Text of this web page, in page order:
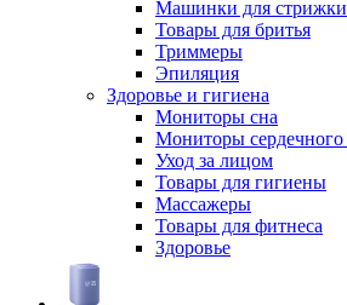
Машинки для стрижки
Товары для бритья
Триммеры
Эпиляция
Здоровье и гигиена
Мониторы сна
Мониторы сердечного
Уход за лицом
Товары для гигиены
Массажеры
Товары для фитнеса
Здоровье